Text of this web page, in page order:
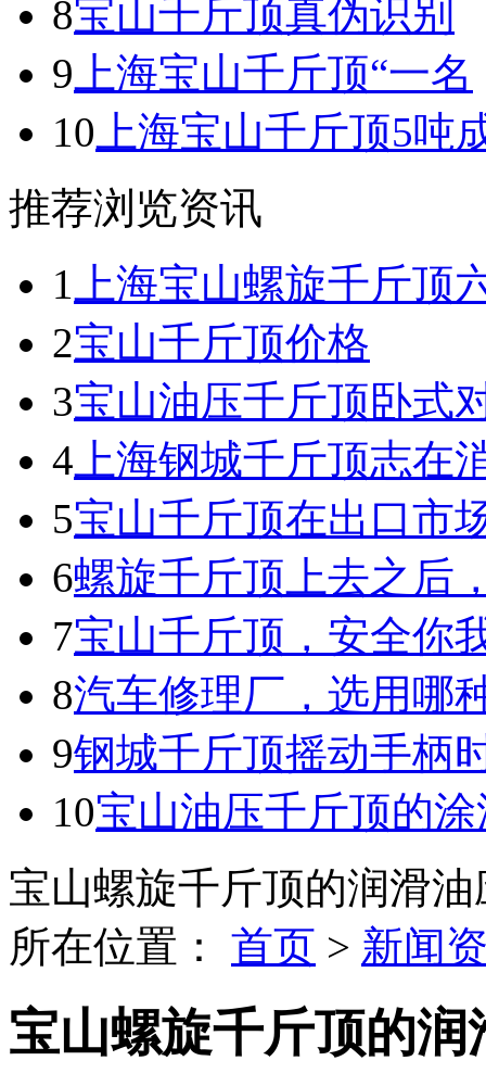
8宝山千斤顶真伪识别
9 上海宝山千斤顶“一名
10 上海宝山千斤顶5吨
推荐浏览资讯
1 上海宝山螺旋千斤顶
2宝山千斤顶价格
3宝山油压千斤顶卧式
4 上海钢城千斤顶志在
5宝山千斤顶在出口市
6螺旋千斤顶上去之后
7宝山千斤顶，安全你
8汽车修理厂，选用哪
9钢城千斤顶摇动手柄
10宝山油压千斤顶的涂
宝山螺旋千斤顶的润滑
所在位置： 首页 > 新闻
宝山螺旋千斤顶的